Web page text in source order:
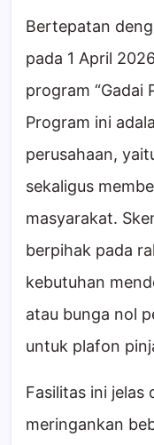
Bertepatan
pada 1 April
program “Gadai
Program ini
perusahaan,
sekaligus
masyarakat.
berpihak pada
kebutuhan
atau bunga nol
untuk plafon
Fasilitas ini jelas
meringankan